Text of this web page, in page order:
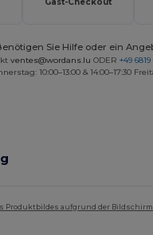
Gast-Checkout
Sie Hilfe oder ein
ventes@wordans.lu ODER +49 6819
10:00–13:00 & 14:00–17:30
Produktbildes aufgrund der